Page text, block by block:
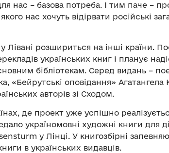
нас – базова потреба. І тим паче –
нас хочуть відірвати російські
Лівані розшириться на інші країни.
українських книг і планує
бібліотекам. Серед видань –
«Бейрутські оповідання» Агатангела
авторів зі Сходом.
де проект уже успішно
україномовні художні книги для
у Лінці. У книгозбірні
в українських видавців.